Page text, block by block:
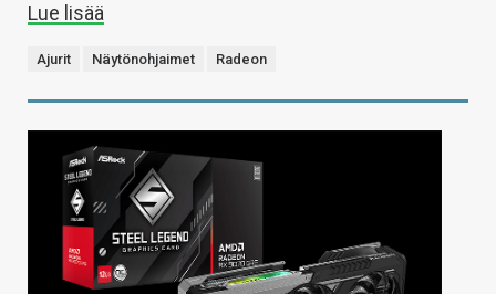
Lue lisää
Ajurit Näytönohjaimet Radeon